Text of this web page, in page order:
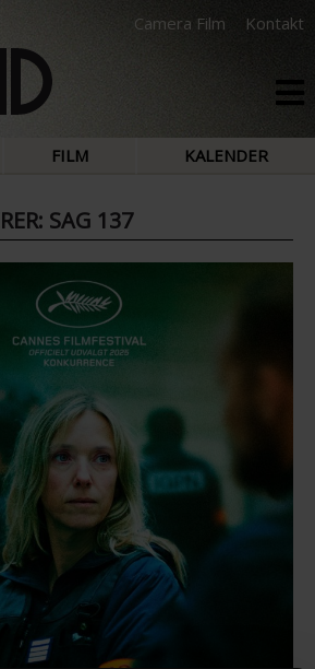
Camera Film Kontakt
FILM KALENDER
SAG 137